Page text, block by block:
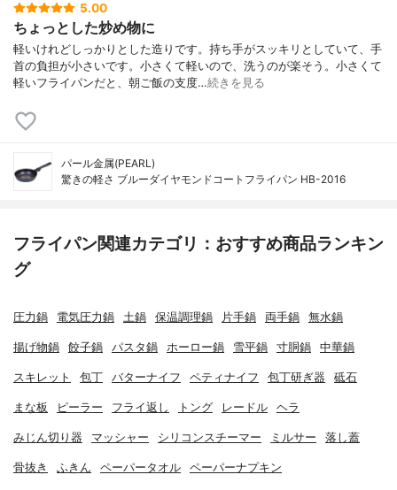
5.00
ちょっとした炒め物に
軽いけれどしっかりとした造りです。持ち手がスッキリとしていて、手
首の負担が小さいです。小さくて軽いので、洗うのが楽そう。小さくて
軽いフライパンだと、朝ご飯の支度…続きを見る
パール金属(PEARL)
驚きの軽さ ブルーダイヤモンドコートフライパン HB-2016
フライパン関連カテゴリ：おすすめ商品ランキン
グ
圧力鍋 電気圧力鍋 土鍋 保温調理鍋 片手鍋 両手鍋 無水鍋
揚げ物鍋 餃子鍋 パスタ鍋 ホーロー鍋 雪平鍋 寸胴鍋 中華鍋
スキレット 包丁 バターナイフ ペティナイフ 包丁研ぎ器 砥石
まな板 ピーラー フライ返し トング レードル ヘラ
みじん切り器 マッシャー シリコンスチーマー ミルサー 落し蓋
骨抜き ふきん ペーパータオル ペーパーナプキン